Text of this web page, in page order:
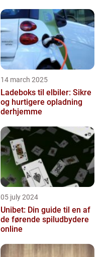
14 march 2025
Ladeboks til elbiler: Sikre
og hurtigere opladning
derhjemme
05 july 2024
Unibet: Din guide til en af
de førende spiludbydere
online